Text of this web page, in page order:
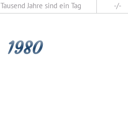
Tausend Jahre sind ein Tag -/-
1980